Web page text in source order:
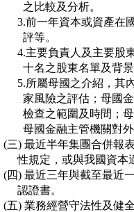
        之比較及分析。
3.前一年資本或資產
        評等。
4.主要負責人及主要
十名之股東名單及背
5.所屬母國之介紹，
家風險之評估；母
檢查之範圍及時間
母國金融主管機關
(三) 最近半年集團合併報
性規定，或與我國資
(四) 最近三年與截至最近
      認證書。
(五) 業務經營守法性及健